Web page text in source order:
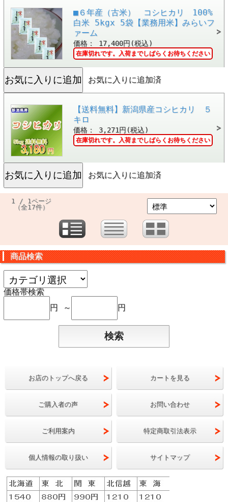
■６年産（古米） コシヒカリ 100%
白米 5kgx 5袋【業務用米】みらいフ
ァーム
価格： 17,400円(税込)
在庫切れです。入荷までしばらくお待ちください
お気に入りに追加済
【送料無料】新潟県産コシヒカリ ５
キロ
価格： 3,271円(税込)
在庫切れです。入荷までしばらくお待ちください
お気に入りに追加済
1 / 1ページ
（全17件）
商品検索
価格帯検索
円 ～
円
お店のトップへ戻る カートを見る
ご購入者の声 お問い合わせ
ご利用案内 特定商取引法表示
個人情報の取り扱い サイトマップ